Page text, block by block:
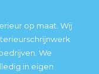
op maat. Wij
We
in eigen